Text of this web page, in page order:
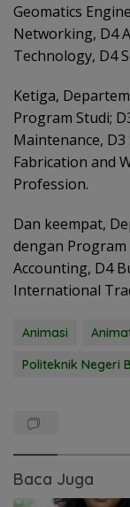
Geomatics
Networking, D4
Technology, D4
Ketiga,
Program Studi;
Maintenance,
Fabrication and
Profession.
Dan keempat,
dengan Program
Accounting, D4
International
Animasi
Politeknik Negeri
Baca Juga